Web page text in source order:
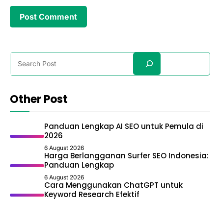
Search
Other Post
Panduan Lengkap AI SEO untuk Pemula di
2026
6 August 2026
Harga Berlangganan Surfer SEO Indonesia:
Panduan Lengkap
6 August 2026
Cara Menggunakan ChatGPT untuk
Keyword Research Efektif